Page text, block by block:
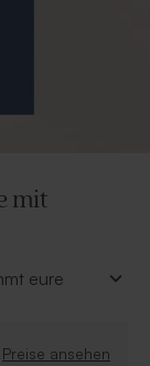
mit
eure
Preise ansehen